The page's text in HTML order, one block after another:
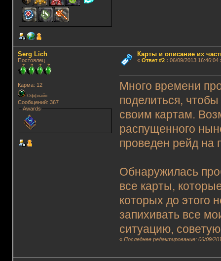
Serg Lich
Постоялец
Карма: 12
Оффлайн
Сообщений: 367
Awards
Карты и описание их
« Ответ #2: 06/09/2013 16:46:04
Много времени
поделиться,
своим картам.
распущенного
проведен рейд на
Обнаружилась
все карты,
которых до этого
запихивать все
ситуацию,
«Последнее редактирование: 06/09/